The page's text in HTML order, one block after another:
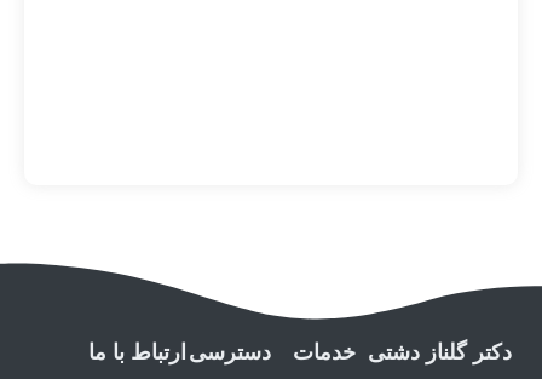
دکتر گلناز دشتی خدمات
دسترسی ارتباط با ما